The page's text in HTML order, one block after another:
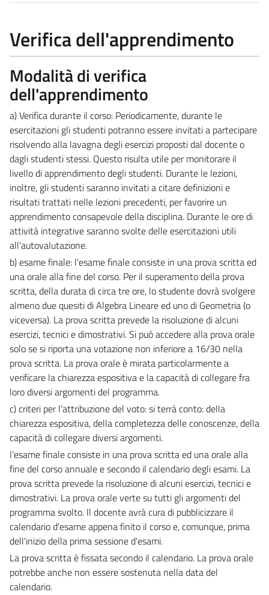
Verifica dell'apprendimento
Modalità di verifica
dell'apprendimento
a) Verifica durante il corso: Periodicamente, durante le
esercitazioni gli studenti potranno essere invitati a partecipare
risolvendo alla lavagna degli esercizi proposti dal docente o
dagli studenti stessi. Questo risulta utile per monitorare il
livello di apprendimento degli studenti. Durante le lezioni,
inoltre, gli studenti saranno invitati a citare definizioni e
risultati trattati nelle lezioni precedenti, per favorire un
apprendimento consapevole della disciplina. Durante le ore di
attività integrative saranno svolte delle esercitazioni utili
all’autovalutazione.
b) esame finale: l'esame finale consiste in una prova scritta ed
una orale alla fine del corso. Per il superamento della prova
scritta, della durata di circa tre ore, lo studente dovrà svolgere
almeno due quesiti di Algebra Lineare ed uno di Geometria (o
viceversa). La prova scritta prevede la risoluzione di alcuni
esercizi, tecnici e dimostrativi. Si può accedere alla prova orale
solo se si riporta una votazione non inferiore a 16/30 nella
prova scritta. La prova orale è mirata particolarmente a
verificare la chiarezza espositiva e la capacità di collegare fra
loro diversi argomenti del programma.
c) criteri per l’attribuzione del voto: si terrà conto: della
chiarezza espositiva, della completezza delle conoscenze, della
capacità di collegare diversi argomenti.
l'esame finale consiste in una prova scritta ed una orale alla
fine del corso annuale e secondo il calendario degli esami. La
prova scritta prevede la risoluzione di alcuni esercizi, tecnici e
dimostrativi. La prova orale verte su tutti gli argomenti del
programma svolto. Il docente avrà cura di pubblicizzare il
calendario d'esame appena finito il corso e, comunque, prima
dell'inizio della prima sessione d'esami.
La prova scritta è fissata secondo il calendario. La prova orale
potrebbe anche non essere sostenuta nella data del
calendario.